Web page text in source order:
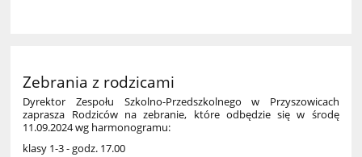
Zebrania z rodzicami
Dyrektor Zespołu Szkolno-Przedszkolnego w Przyszowicach
zaprasza Rodziców na zebranie, które odbędzie się w środę
11.09.2024 wg harmonogramu:
klasy 1-3 - godz. 17.00